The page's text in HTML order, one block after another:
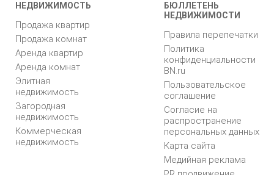
НЕДВИЖИМОСТЬ
Продажа квартир
Продажа комнат
Аренда квартир
Аренда комнат
Элитная
недвижимость
Загородная
недвижимость
Коммерческая
недвижимость
БЮЛЛЕТЕНЬ
НЕДВИЖИМОСТИ
Правила перепечатки
Политика
конфиденциальности
BN.ru
Пользовательское
соглашение
Согласие на
распространение
персональных данных
Карта сайта
Медийная реклама